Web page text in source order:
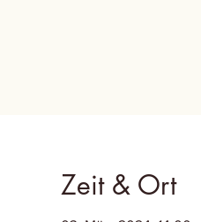
Zeit & Ort